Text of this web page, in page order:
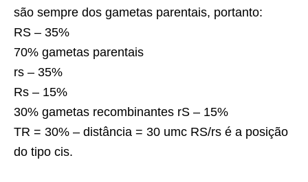
são sempre dos gametas parentais, portanto:
RS – 35%
70% gametas parentais
rs – 35%
Rs – 15%
30% gametas recombinantes rS – 15%
TR = 30% – distância = 30 umc RS/rs é a posição
do tipo cis.